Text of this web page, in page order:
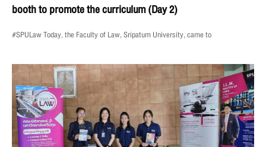
booth to promote the curriculum (Day 2)
#SPULaw Today, the Faculty of Law, Sripatum University, came to